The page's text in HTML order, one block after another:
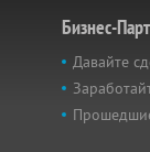
Бизнес-
Давайте